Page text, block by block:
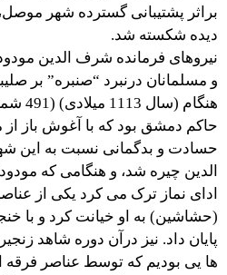
براثر پشتیبانی گسترده شهر
دیده شکسته شد.
نیروهای فرمانده شرف الدین
و مسلمانان درنبرد “صنبره” بر
حاکم دمشق بود که با آغوش باز از
حسادت و بدگمانی نسبت به این
الدین چیره شد، و هنگامی که
ادای نماز ترک می کرد یکی از
(حشاشین) به او خیانت کرد و با
پایان داد. نیز درآن دوره شاهد
ها یی بودیم که توسط عناصر